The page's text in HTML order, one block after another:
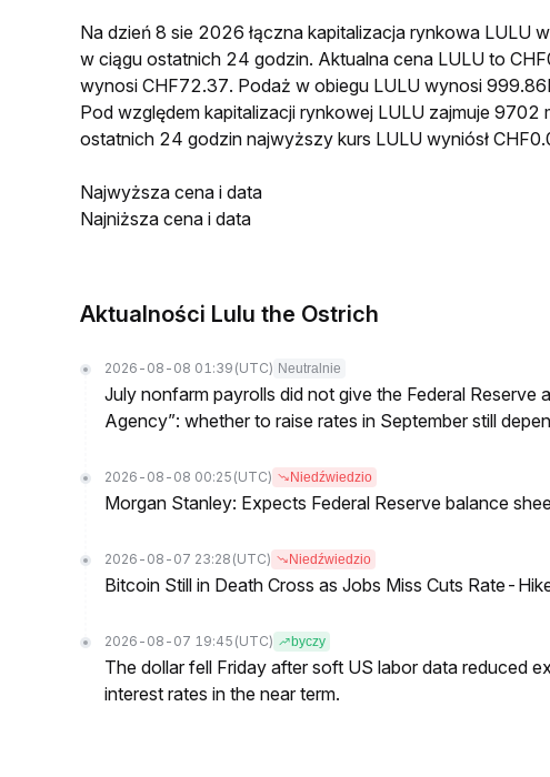
Na dzień 8 sie 2026 łączna kapitalizacja rynkowa
w ciągu ostatnich 24 godzin. Aktualna cena LULU to
wynosi CHF72.37. Podaż w obiegu LULU wynosi
Pod względem kapitalizacji rynkowej LULU zajmuje 9702
ostatnich 24 godzin najwyższy kurs LULU wyniósł
Najwyższa cena i data
Najniższa cena i data
Aktualności Lulu the Ostrich
2026-08-08 01:39 (UTC) Neutralnie
July nonfarm payrolls did not give the Federal Reserve
Agency”: whether to raise rates in September still
2026-08-08 00:25 (UTC) Niedźwiedzio
Morgan Stanley: Expects Federal Reserve balance
2026-08-07 23:28 (UTC) Niedźwiedzio
Bitcoin Still in Death Cross as Jobs Miss Cuts Rate-
2026-08-07 19:45 (UTC) byczy
The dollar fell Friday after soft US labor data reduced
interest rates in the near term.